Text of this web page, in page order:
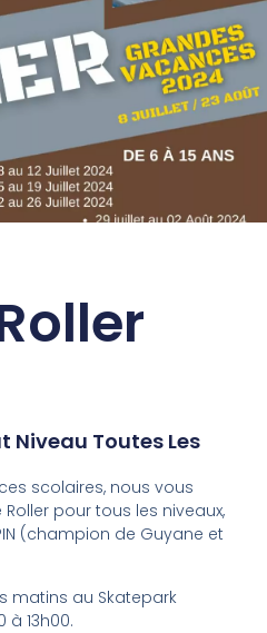
Niveau Toutes Les
scolaires, nous vous
pour tous les niveaux,
(champion de Guyane et
matins au Skatepark
à 13h00.